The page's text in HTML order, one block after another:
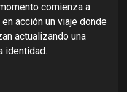
comienza a
acción un viaje donde
actualizando una
identidad.